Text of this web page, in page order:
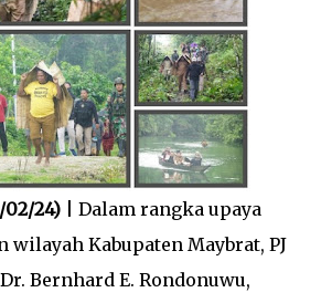
02/24)
| Dalam rangka upaya
wilayah Kabupaten Maybrat, PJ
Bernhard E. Rondonuwu,